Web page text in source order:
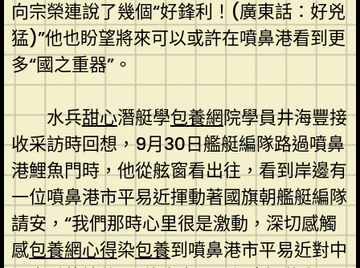
向宗榮連說了幾個“好鋒利！(廣東話：好兇
猛)”他也盼望將來可以或許在噴鼻港看到更
多“國之重器”。
水兵甜心潛艇學包養網院學員井海豐接
收采訪時回想，9月30日艦艇編隊路過噴鼻
港鯉魚門時，他從舷窗看出往，看到岸邊有
一位噴鼻港市平易近揮動著國旗朝艦艇編隊
請安，“我們那時心里很是激動，深切感觸
感包養網心得染包養到噴鼻港市平易近對中